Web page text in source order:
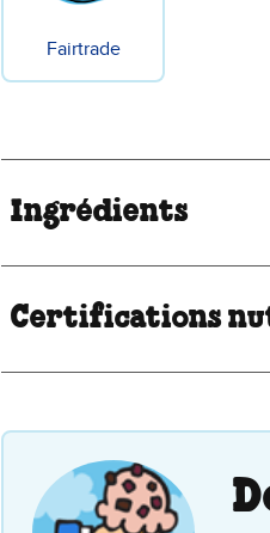
Fairtrade
Ingrédients
Certifications